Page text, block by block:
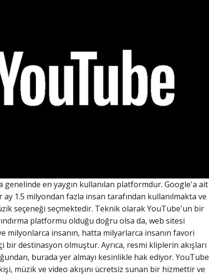
genelinde en yaygın kullanılan platformdur. Google'a ait
1.5 milyondan fazla insan tarafından kullanılmakta ve
seçeneği seçmektedir. Teknik olarak YouTube'un bir
platformu olduğu doğru olsa da, web sitesi
milyonlarca insanın, hatta milyarlarca insanın favori
bir destinasyon olmuştur. Ayrıca, resmi kliplerin akışları
burada yer almayı kesinlikle hak ediyor. YouTube
müzik ve video akışını ücretsiz sunan bir hizmettir ve